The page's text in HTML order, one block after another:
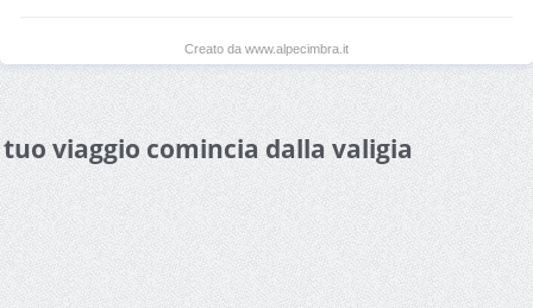
Creato da www.alpecimbra.it
viaggio comincia dalla valigia